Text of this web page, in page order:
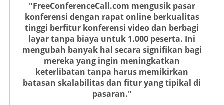
"FreeConferenceCall.com mengusik pasar
konferensi dengan rapat online berkualitas
tinggi berfitur konferensi video dan berbagi
layar tanpa biaya untuk 1.000 peserta. Ini
mengubah banyak hal secara signifikan bagi
mereka yang ingin meningkatkan
keterlibatan tanpa harus memikirkan
batasan skalabilitas dan fitur yang tipikal di
pasaran."